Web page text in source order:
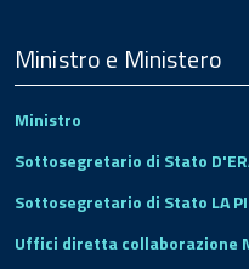
Footer
Ministro e Ministero
Ministro
Sottosegretario di Stato
Sottosegretario di Stato LA
Uffici diretta collaborazione